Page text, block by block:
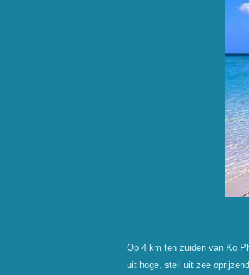
Op 4 km ten zuiden van Ko
uit hoge, steil uit zee